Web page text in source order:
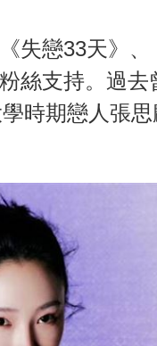
失戀33天》
絲支持。過
時期戀人張